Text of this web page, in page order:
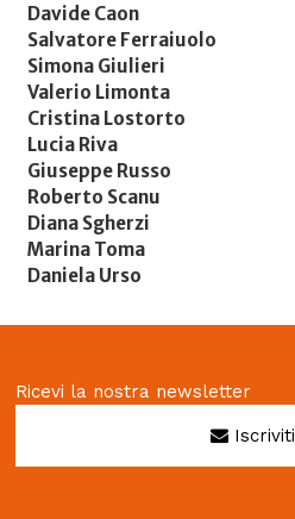
Davide Caon
Salvatore Ferraiuolo
Simona Giulieri
Valerio Limonta
Cristina Lostorto
Lucia Riva
Giuseppe Russo
Roberto Scanu
Diana Sgherzi
Marina Toma
Daniela Urso
Ricevi la nostra newsletter
Iscriviti